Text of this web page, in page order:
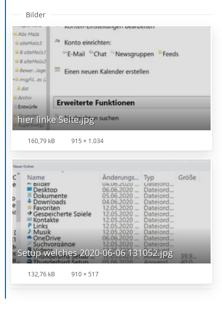
Bilder
hier linke Seite.jpg
160,79 kB 915 × 1.034
Setup welches 2020-06-06 131052.jpg
132,76 kB 910 × 517